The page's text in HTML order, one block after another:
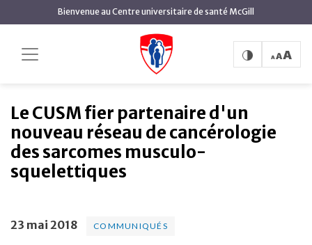
principal
Bienvenue au Centre universitaire de santé McGill
Communiqués
partenaire d'un nouveau réseau de cancérologie des
sarcomes musculo-squelettiques
Le CUSM fier partenaire d'un
nouveau réseau de cancérologie
des sarcomes musculo-
squelettiques
23 mai 2018 COMMUNIQUÉS